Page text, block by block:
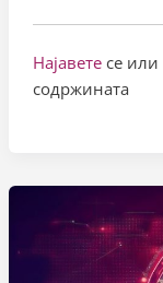
Најавете се или
содржината